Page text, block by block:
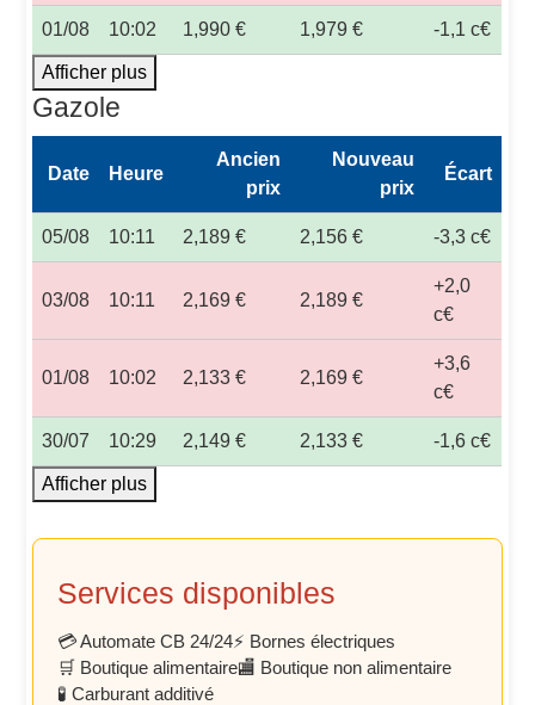
01/08 10:02 1,990 € 1,979 € -1,1 c€
Afficher plus
Gazole
Date Heure
Ancien
prix
Nouveau
prix
Écart
05/08 10:11 2,189 € 2,156 € -3,3 c€
03/08 10:11 2,169 € 2,189 €
+2,0
c€
01/08 10:02 2,133 € 2,169 €
+3,6
c€
30/07 10:29 2,149 € 2,133 € -1,6 c€
Afficher plus
Services disponibles
💳 Automate CB 24/24⚡ Bornes électriques
🛒 Boutique alimentaire🏬 Boutique non alimentaire
🧪 Carburant additivé